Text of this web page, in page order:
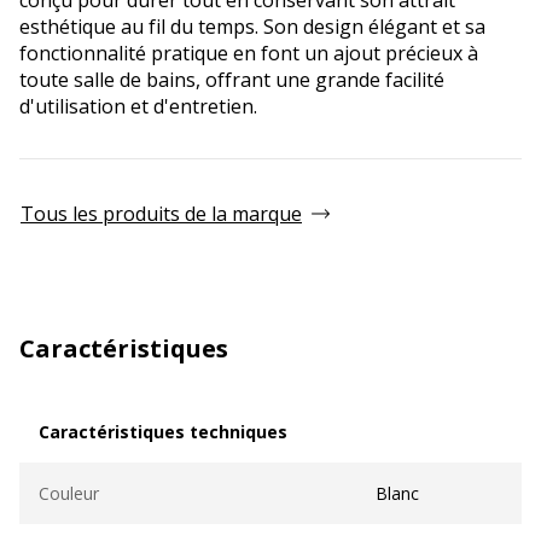
esthétique au fil du temps. Son design élégant et sa
fonctionnalité pratique en font un ajout précieux à
toute salle de bains, offrant une grande facilité
d'utilisation et d'entretien.
Tous les produits de la marque
Caractéristiques
Caractéristiques techniques
Couleur Blanc